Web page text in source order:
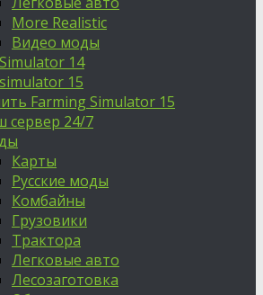
More Realistic
Видео моды
14
15
Farming Simulator 15
сервер 24/7
Карты
Русские моды
Комбайны
Грузовики
Трактора
Легковые авто
Лесозаготовка